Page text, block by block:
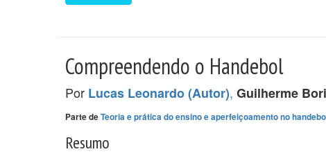
Compreendendo o Handebol
Por Lucas Leonardo (Autor), Guilherme
Parte deTeoria e prática do ensino e aperfeiçoamento no
Resumo